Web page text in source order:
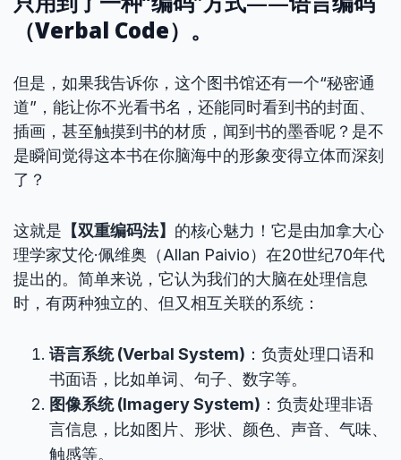
（Verbal Code） 。
但是，如果我告诉你，这个图书馆还有一个“秘密通
道”，能让你不光看书名，还能同时看到书的封面、
插画，甚至触摸到书的材质，闻到书的墨香呢？是不
是瞬间觉得这本书在你脑海中的形象变得立体而深刻
了？
这就是 【双重编码法】 的核心魅力！它是由加拿大心
理学家艾伦·佩维奥（Allan Paivio）在20世纪70年代
提出的。简单来说，它认为我们的大脑在处理信息
时，有两种独立的、但又相互关联的系统：
语言系统 (Verbal System) ：负责处理口语和
书面语，比如单词、句子、数字等。
图像系统 (Imagery System) ：负责处理非语
言信息，比如图片、形状、颜色、声音、气味、
触感等。